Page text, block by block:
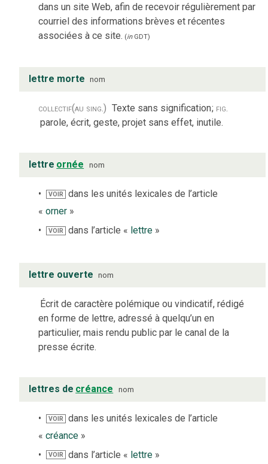
dans un site Web, afin de recevoir régulièrement par
courriel des informations brèves et récentes
associées à ce site. (inGDT)
lettre morte nom
collectif(au sing.) Texte sans signification; fig.
parole, écrit, geste, projet sans effet, inutile.
lettre ornée nom
VOIR
dans les unités lexicales de l’article
« orner »
VOIR dans l’article « lettre »
lettre ouverte nom
Écrit de caractère polémique ou vindicatif, rédigé
en forme de lettre, adressé à quelqu’un en
particulier, mais rendu public par le canal de la
presse écrite.
lettres de créance nom
VOIR
dans les unités lexicales de l’article
« créance »
VOIR dans l’article « lettre »